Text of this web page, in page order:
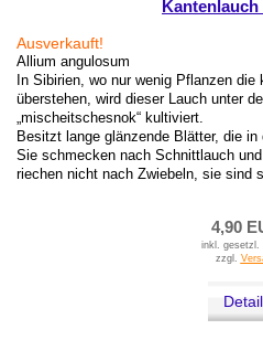
Kantenlauch
Ausverkauft!
Allium angulosum
In Sibirien, wo nur wenig Pflanzen
überstehen, wird dieser Lauch unter
„mischeitschesnok“ kultiviert.
Besitzt lange glänzende Blätter, die
Sie schmecken nach Schnittlauch
riechen nicht nach Zwiebeln, sie sind
4,90
inkl. gesetzl.
zzgl.